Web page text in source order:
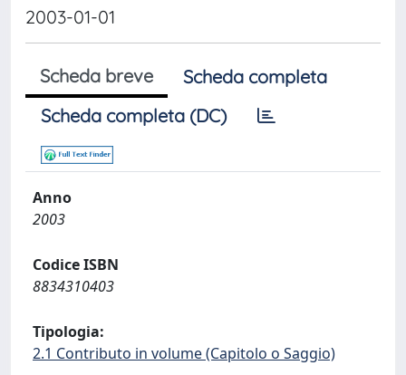
2003-01-01
Scheda breve
Scheda completa
Scheda completa (DC)
Anno
2003
Codice ISBN
8834310403
Tipologia:
2.1 Contributo in volume (Capitolo o Saggio)